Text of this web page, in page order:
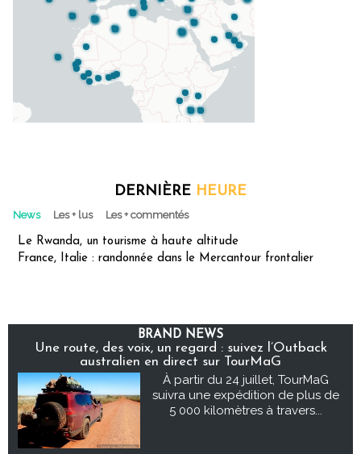
DERNIÈRE HEURE
News Les + lus Les + commentés
Le Rwanda, un tourisme à haute altitude
France, Italie : randonnée dans le Mercantour frontalier
BRAND NEWS
Une route, des voix, un regard : suivez l’Outback
australien en direct sur TourMaG
À partir du 24 juillet, TourMaG
suivra une expédition de plus de
5 000 kilomètres à travers...